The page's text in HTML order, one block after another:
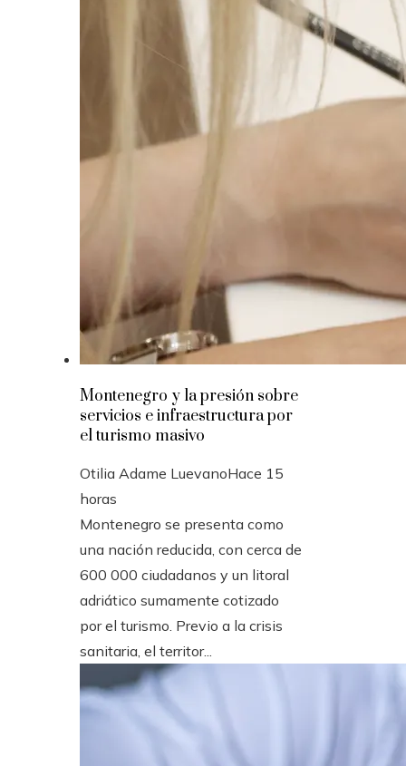
Montenegro y la presión sobre
servicios e infraestructura por
el turismo masivo
Otilia Adame LuevanoHace 15
horas
Montenegro se presenta como
una nación reducida, con cerca de
600 000 ciudadanos y un litoral
adriático sumamente cotizado
por el turismo. Previo a la crisis
sanitaria, el territor...